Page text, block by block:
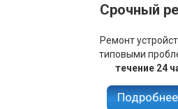
Срочный
Ремонт
типовыми
течение 24
Подробнее